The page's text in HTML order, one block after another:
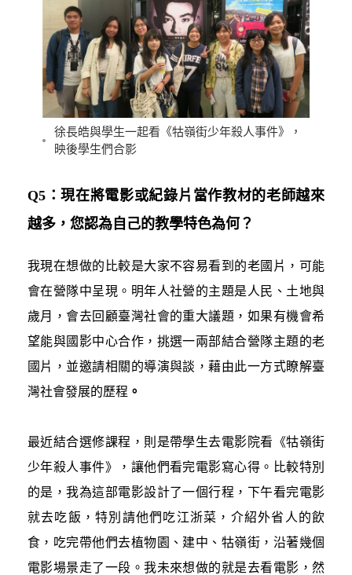
徐長皓與學生一起看《牯嶺街少年殺人事件》，
映後學生們合影
Q5：現在將電影或紀錄片當作教材的老師越來
越多，您認為自己的教學特色為何？
我現在想做的比較是大家不容易看到的老國片，可能
會在營隊中呈現。明年人社營的主題是人民、土地與
歲月，會去回顧臺灣社會的重大議題，如果有機會希
望能與國影中心合作，挑選一兩部結合營隊主題的老
國片，並邀請相關的導演與談，藉由此一方式瞭解臺
灣社會發展的歷程 。
最近結合選修課程，則是帶學生去電影院看《牯嶺街
少年殺人事件》，讓他們看完電影寫心得。比較特別
的是，我為這部電影設計了一個行程，下午看完電影
就去吃飯，特別請他們吃江浙菜，介紹外省人的飲
食，吃完帶他們去植物園、建中、牯嶺街，沿著幾個
電影場景走了一段。我未來想做的就是去看電影，然